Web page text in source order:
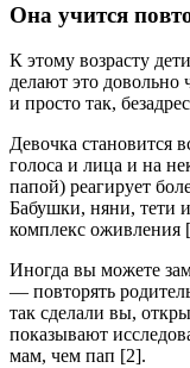
Она учится
К этому возрасту
делают это довольно
и просто так,
Девочка становится
голоса и лица и на
папой) реагирует
Бабушки, няни, тети
комплекс оживления
Иногда вы можете
— повторять
так сделали вы,
показывают
мам, чем пап [2].